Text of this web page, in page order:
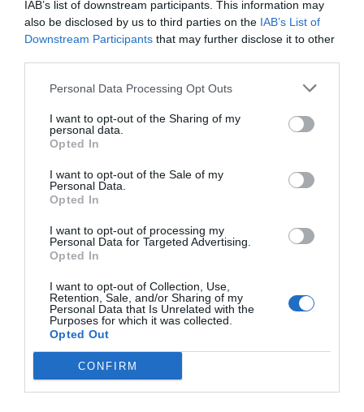
IAB’s list of downstream participants. This information may
also be disclosed by us to third parties on the IAB’s List of
Downstream Participants that may further disclose it to other
Personal Data Processing Opt Outs
I want to opt-out of the Sharing of my
personal data.
Opted In
I want to opt-out of the Sale of my
Personal Data.
Opted In
I want to opt-out of processing my
Personal Data for Targeted Advertising.
Opted In
I want to opt-out of Collection, Use,
Retention, Sale, and/or Sharing of my
Personal Data that Is Unrelated with the
Purposes for which it was collected.
Opted Out
CONFIRM
0.0
Pre pridanie recenzie sa musíte